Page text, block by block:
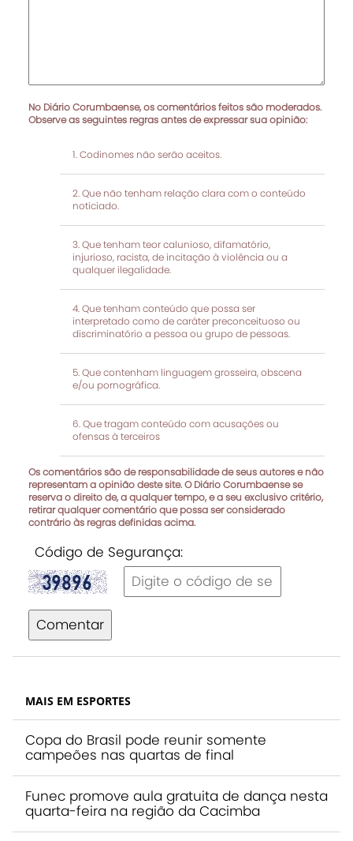
No Diário Corumbaense, os comentários feitos são moderados.
Observe as seguintes regras antes de expressar sua opinião:
Codinomes não serão aceitos.
Que não tenham relação clara com o conteúdo
noticiado.
Que tenham teor calunioso, difamatório,
injurioso, racista, de incitação à violência ou a
qualquer ilegalidade.
Que tenham conteúdo que possa ser
interpretado como de caráter preconceituoso ou
discriminatório a pessoa ou grupo de pessoas.
Que contenham linguagem grosseira, obscena
e/ou pornográfica.
Que tragam conteúdo com acusações ou
ofensas à terceiros
Os comentários são de responsabilidade de seus autores e não
representam a opinião deste site. O Diário Corumbaense se
reserva o direito de, a qualquer tempo, e a seu exclusivo critério,
retirar qualquer comentário que possa ser considerado
contrário às regras definidas acima.
Código de Segurança:
Comentar
MAIS EM ESPORTES
Copa do Brasil pode reunir somente
campeões nas quartas de final
Funec promove aula gratuita de dança nesta
quarta-feira na região da Cacimba